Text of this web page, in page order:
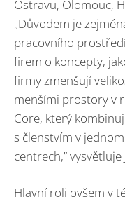
Ostravu, Olomouc,
„Důvodem je
pracovního
firem o koncepty,
firmy zmenšují
menšími prostory v
Core, který
s členstvím v
centrech,” vysvětluje
Hlavní roli ovšem v